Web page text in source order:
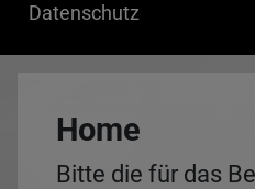
Datenschutz
Home
Bitte die für das